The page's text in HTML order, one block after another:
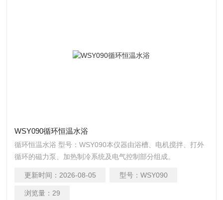
WSY090循环恒温水浴
循环恒温水浴 型号：WSY090本仪器由浴槽、电机搅拌、打外
循环的磁力泵、加热制冷系统及电气控制部分组成。
更新时间： 2026-08-05 型号： WSY090
浏览量： 29